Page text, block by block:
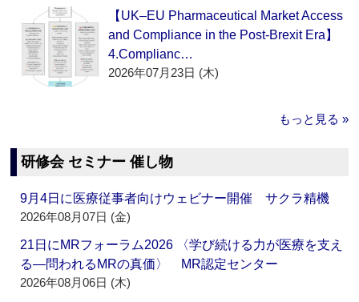
【UK–EU Pharmaceutical Market Access
and Compliance in the Post-Brexit Era】
4.Complianc…
2026年07月23日 (木)
もっと見る »
研修会 セミナー 催し物
9月4日に医療従事者向けウェビナー開催 サクラ精機
2026年08月07日 (金)
21日にMRフォーラム2026 〈学び続ける力が医療を支え
る―問われるMRの真価〉 MR認定センター
2026年08月06日 (木)